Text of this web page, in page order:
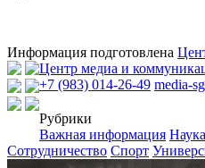
Информация подготовлена
Центр медиа и
+7 (983) 014-26-49 media-
Рубрики
Важная информация Наука
Сотрудничество Спорт